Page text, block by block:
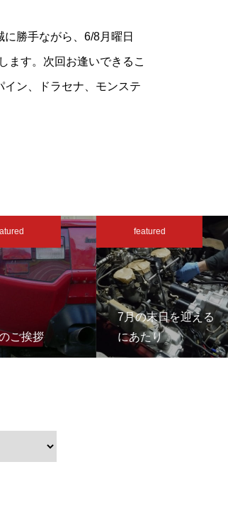
勝手ながら、6/8月曜日
ます。次回お逢いできるこ
ン、ドラセナ、モンステ
ご挨拶
featured
7月の末日を迎える
にあたり